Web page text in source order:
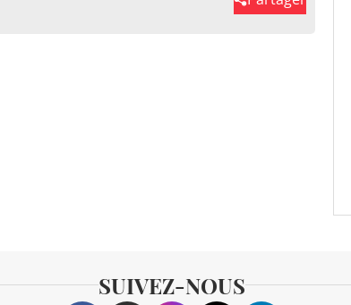
SUIVEZ-NOUS